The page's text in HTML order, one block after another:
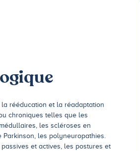
rééducation et la réadaptation
chroniques telles que les
les scléroses en
les polyneuropathies.
et actives, les postures et